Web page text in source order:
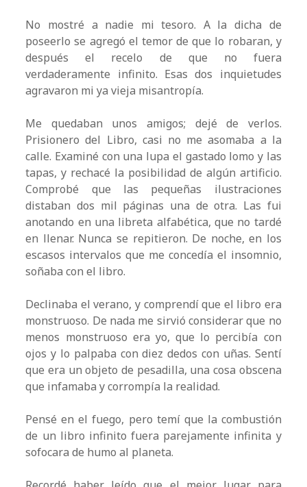
No mostré a nadie mi tesoro. A la dicha de
poseerlo se agregó el temor de que lo robaran, y
después el recelo de que no fuera
verdaderamente infinito. Esas dos inquietudes
agravaron mi ya vieja misantropía.
Me quedaban unos amigos; dejé de verlos.
Prisionero del Libro, casi no me asomaba a la
calle. Examiné con una lupa el gastado lomo y las
tapas, y rechacé la posibilidad de algún artificio.
Comprobé que las pequeñas ilustraciones
distaban dos mil páginas una de otra. Las fui
anotando en una libreta alfabética, que no tardé
en llenar. Nunca se repitieron. De noche, en los
escasos intervalos que me concedía el insomnio,
soñaba con el libro.
Declinaba el verano, y comprendí que el libro era
monstruoso. De nada me sirvió considerar que no
menos monstruoso era yo, que lo percibía con
ojos y lo palpaba con diez dedos con uñas. Sentí
que era un objeto de pesadilla, una cosa obscena
que infamaba y corrompía la realidad.
Pensé en el fuego, pero temí que la combustión
de un libro infinito fuera parejamente infinita y
sofocara de humo al planeta.